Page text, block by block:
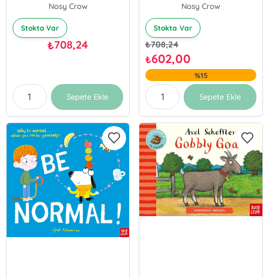
Nosy Crow
Stokta Var
₺708,24
Sepete Ekle
Nosy Crow
Stokta Var
₺708,24
₺602,00
%15
Sepete Ekle